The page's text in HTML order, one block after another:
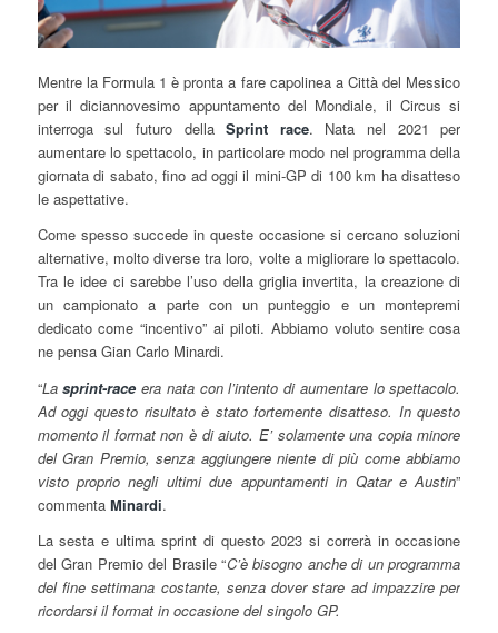
Mentre la Formula 1 è pronta a fare capolinea a Città del Messico
per il diciannovesimo appuntamento del Mondiale, il Circus si
interroga sul futuro dellaSprint race. Nata nel 2021 per
aumentare lo spettacolo, in particolare modo nel programma della
giornata di sabato, fino ad oggi il mini-GP di 100 km ha disatteso
le aspettative.
Come spesso succede in queste occasione si cercano soluzioni
alternative, molto diverse tra loro, volte a migliorare lo spettacolo.
Tra le idee ci sarebbe l’uso della griglia invertita, la creazione di
un campionato a parte con un punteggio e un montepremi
dedicato come “incentivo” ai piloti. Abbiamo voluto sentire cosa
ne pensa Gian Carlo Minardi.
“Lasprint-raceera nata con l’intento di aumentare lo spettacolo.
Ad oggi questo risultato è stato fortemente disatteso. In questo
momento il format non è di aiuto. E’ solamente una copia minore
del Gran Premio, senza aggiungere niente di più come abbiamo
visto proprio negli ultimi due appuntamenti in Qatar e Austin”
commenta Minardi.
La sesta e ultima sprint di questo 2023 si correrà in occasione
del Gran Premio del Brasile “C’è bisogno anche di un programma
del fine settimana costante, senza dover stare ad impazzire per
ricordarsi il format in occasione del singolo GP.